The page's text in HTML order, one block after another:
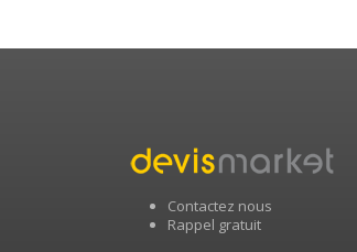
Contactez nous
Rappel gratuit